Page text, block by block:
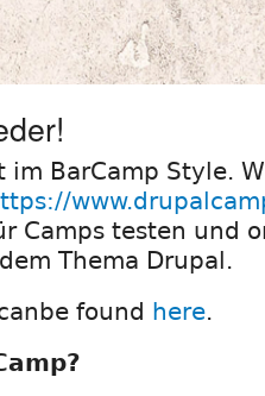
BarCamp Style.
Camps testen und
Thema Drupal.
found here.